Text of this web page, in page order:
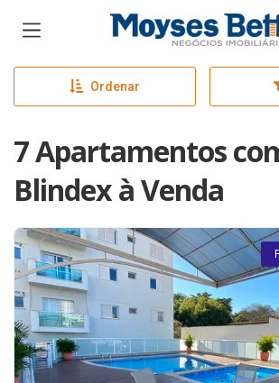
Página inicial
Ordenar
7 Apartamentos
Blindex à Venda